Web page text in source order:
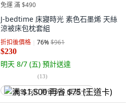
免運 滿 $490
J-bedtime 床寢時光 素色石墨烯 天絲
涼被床包枕套組
折扣後價格 76%$961
$230
明天 8/7 (五) 預計送達
(13)
满 $1,500 再省 $75 (王道卡)